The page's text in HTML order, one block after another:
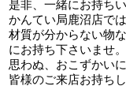
是非、一緒にお持ち
かんてい局鹿沼店で
材質が分からない物
にお持ち下さいませ。
思わぬ、おこずかい
皆様のご来店お持ち